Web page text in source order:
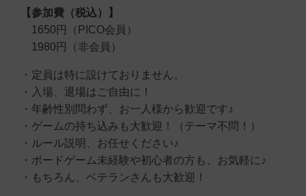
【参加費（税込）】
1650円（PICO会員）
1980円（非会員）
・定員は特に設けておりません。
・入場、退場はご自由に！
・年齢性別問わず、お一人様から歓迎です♪
・ゲームの持ち込みも大歓迎！（テーマ不問！）
・ルール説明、お任せください♪
・ボードゲーム未経験や初心者の方も、お気軽に♪
・もちろん、ベテランさんも大歓迎！